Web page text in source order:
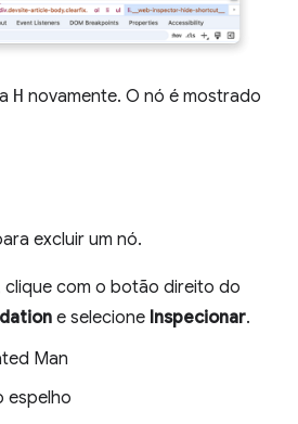
H novamente. O nó é mostrado
excluir um nó.
clique com o botão direito do
e selecione Inspecionar.
Man
espelho